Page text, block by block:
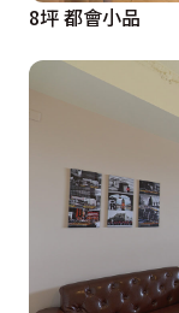
8坪 都會小品